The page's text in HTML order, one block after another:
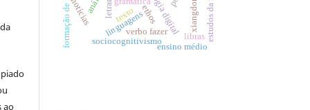
ao
linguagens
texto
sociocognitivismo
verbo fazer
ensino médio
ethos
libras
notícias